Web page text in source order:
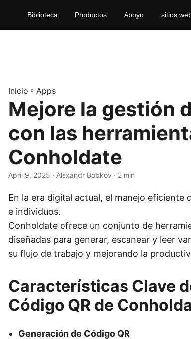
Biblioteca Productos Apoyo sitios
Inicio » Apps
Mejore la gestión
con las
Conholdate
April 9, 2025 ‎ · Alexandr Bobkov · 2 min
En la era digital actual, el manejo eficiente
e individuos.
Conholdate ofrece un conjunto de
diseñadas para generar, escanear y leer
su flujo de trabajo y mejorando la
Características Clave
Código QR de
Generación de Código QR